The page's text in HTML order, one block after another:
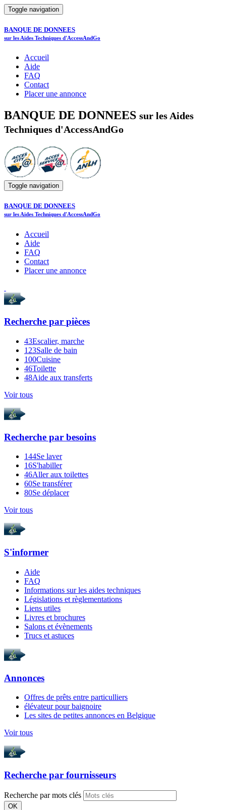
Toggle navigation
BANQUE DE DONNEES
sur les Aides Techniques d'AccessAndGo
Accueil
Aide
FAQ
Contact
Placer une annonce
BANQUE DE DONNEES sur les Aides
Techniques d'AccessAndGo
Toggle navigation
BANQUE DE DONNEES
sur les Aides Techniques d'AccessAndGo
Accueil
Aide
FAQ
Contact
Placer une annonce
Recherche par pièces
43Escalier, marche
123Salle de bain
100Cuisine
46Toilette
48Aide aux transferts
Voir tous
Recherche par besoins
144Se laver
16S'habiller
46Aller aux toilettes
60Se transférer
80Se déplacer
Voir tous
S'informer
Aide
FAQ
Informations sur les aides techniques
Législations et règlementations
Liens utiles
Livres et brochures
Salons et évènements
Trucs et astuces
Annonces
Offres de prêts entre particulliers
élévateur pour baignoire
Les sites de petites annonces en Belgique
Voir tous
Recherche par fournisseurs
Recherche par mots clés
OK